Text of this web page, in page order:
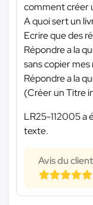
comment créer
A quoi sert un
Ecrire que des
Répondre a la
sans copier mes
Répondre a la
(Créer un Titre
LR25-112005 a
texte.
Avis du client